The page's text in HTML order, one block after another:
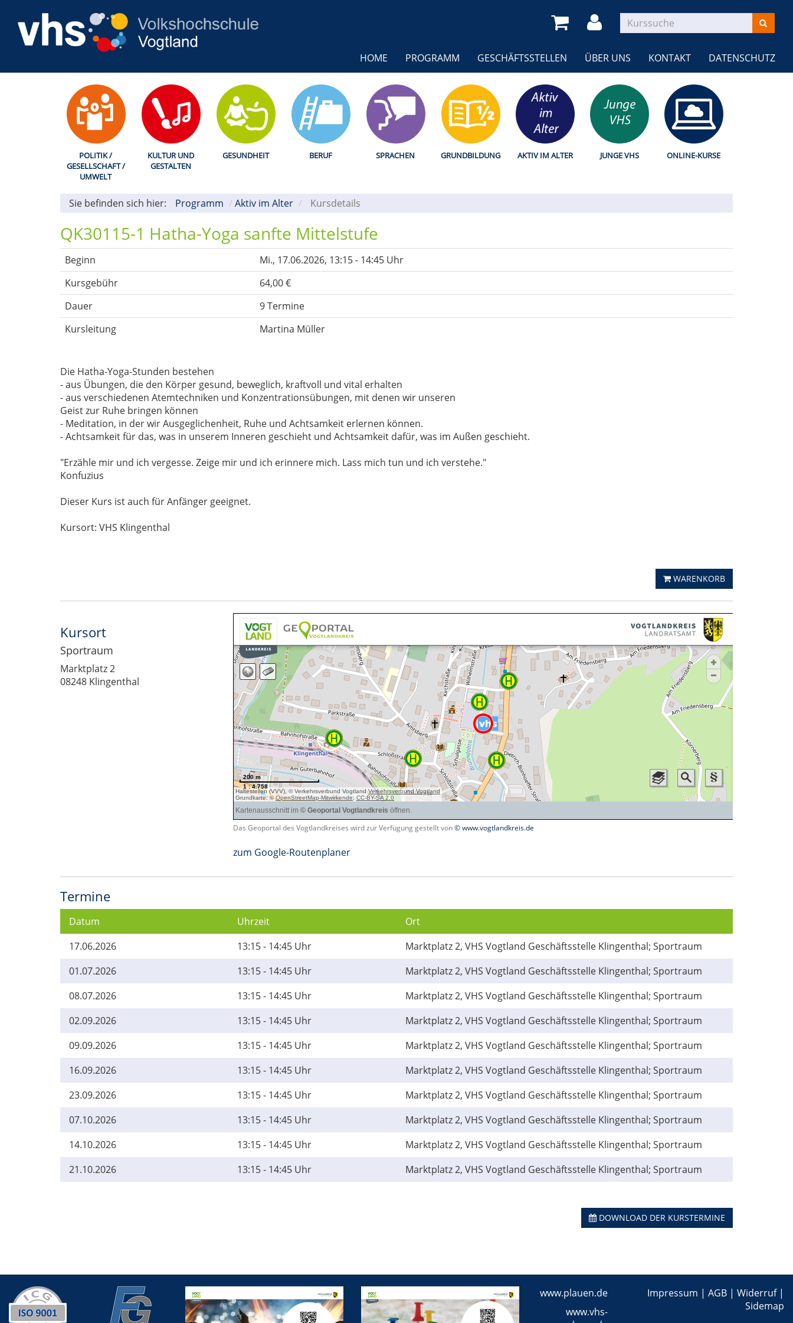
HOME PROGRAMM GESCHÄFTSSTELLEN ÜBER UNS KONTAKT DATENSCHUTZ
POLITIK /
GESELLSCHAFT /
UMWELT
KULTUR UND
GESTALTEN
GESUNDHEIT BERUF SPRACHEN GRUNDBILDUNG AKTIV IM ALTER JUNGE VHS ONLINE-KURSE
Sie befinden sich hier: Programm Aktiv im Alter / Kursdetails
QK30115-1 Hatha-Yoga sanfte Mittelstufe
Beginn Mi., 17.06.2026, 13:15 - 14:45 Uhr
Kursgebühr
64,00 €
Dauer
9 Termine
Kursleitung
Martina Müller
Die Hatha-Yoga-Stunden bestehen
- aus Übungen, die den Körper gesund, beweglich, kraftvoll und vital erhalten
- aus verschiedenen Atemtechniken und Konzentrationsübungen, mit denen wir unseren
Geist zur Ruhe bringen können
- Meditation, in der wir Ausgeglichenheit, Ruhe und Achtsamkeit erlernen können.
- Achtsamkeit für das, was in unserem Inneren geschieht und Achtsamkeit dafür, was im Außen geschieht.
"Erzähle mir und ich vergesse. Zeige mir und ich erinnere mich. Lass mich tun und ich verstehe."
Konfuzius
Dieser Kurs ist auch für Anfänger geeignet.
Kursort: VHS Klingenthal
WARENKORB
Kursort
Sportraum
Marktplatz 2
08248 Klingenthal
Das Geoportal des Vogtlandkreises wird zur Verfügung gestellt von© www.vogtlandkreis.de
zum Google-Routenplaner
Termine
Datum Uhrzeit
Ort
17.06.2026
13:15 - 14:45 Uhr
Marktplatz 2, VHS Vogtland Geschäftsstelle Klingenthal; Sportraum
01.07.2026
13:15 - 14:45 Uhr
Marktplatz 2, VHS Vogtland Geschäftsstelle Klingenthal; Sportraum
08.07.2026
13:15 - 14:45 Uhr
Marktplatz 2, VHS Vogtland Geschäftsstelle Klingenthal; Sportraum
02.09.2026
13:15 - 14:45 Uhr
Marktplatz 2, VHS Vogtland Geschäftsstelle Klingenthal; Sportraum
09.09.2026
13:15 - 14:45 Uhr
Marktplatz 2, VHS Vogtland Geschäftsstelle Klingenthal; Sportraum
16.09.2026
13:15 - 14:45 Uhr
Marktplatz 2, VHS Vogtland Geschäftsstelle Klingenthal; Sportraum
23.09.2026
13:15 - 14:45 Uhr
Marktplatz 2, VHS Vogtland Geschäftsstelle Klingenthal; Sportraum
07.10.2026
13:15 - 14:45 Uhr
Marktplatz 2, VHS Vogtland Geschäftsstelle Klingenthal; Sportraum
14.10.2026
13:15 - 14:45 Uhr
Marktplatz 2, VHS Vogtland Geschäftsstelle Klingenthal; Sportraum
21.10.2026
13:15 - 14:45 Uhr Marktplatz 2, VHS Vogtland Geschäftsstelle Klingenthal; Sportraum
DOWNLOAD DER KURSTERMINE
www.plauen.de
www.vhs-
Impressum | AGB| Widerruf|
Sidemap